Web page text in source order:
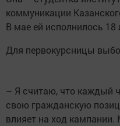
коммуникации
В мае ей исполнилось 18
Для первокурсницы
– Я считаю, что каждый
свою гражданскую
влияет на ход